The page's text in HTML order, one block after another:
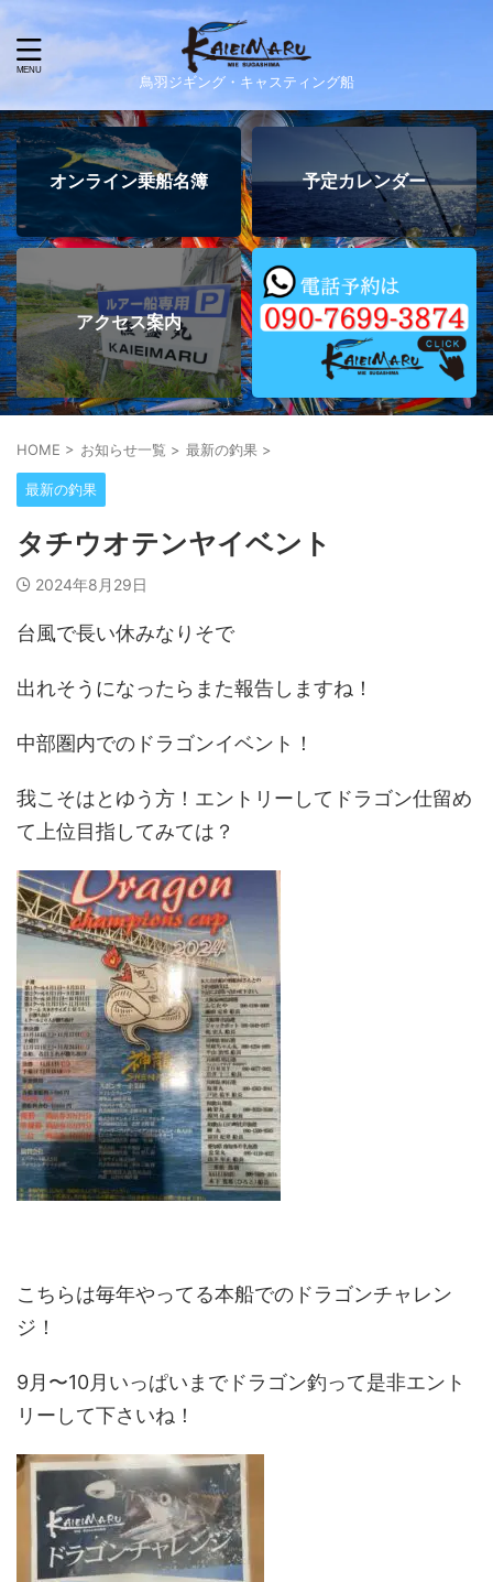
鳥羽ジギング・キャスティング船
オンライン乗船名簿 予定カレンダー
アクセス案内
HOME > お知らせ一覧 > 最新の釣果 >
最新の釣果
タチウオテンヤイベント
2024年8月29日
台風で長い休みなりそで
出れそうになったらまた報告しますね！
中部圏内でのドラゴンイベント！
我こそはとゆう方！エントリーしてドラゴン仕留め
て上位目指してみては？
こちらは毎年やってる本船でのドラゴンチャレン
ジ！
9月〜10月いっぱいまでドラゴン釣って是非エント
リーして下さいね！